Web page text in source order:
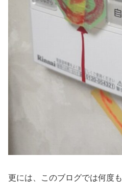
更には、このブログでは何度